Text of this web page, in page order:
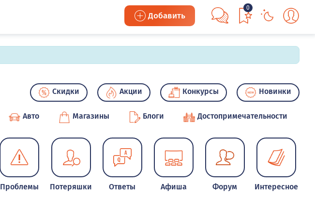
Добавить
0
Скидки Акции Конкурсы Новинки
Авто Магазины Блоги Достопримечательности
Проблемы Потеряшки Ответы Афиша Форум Интересное